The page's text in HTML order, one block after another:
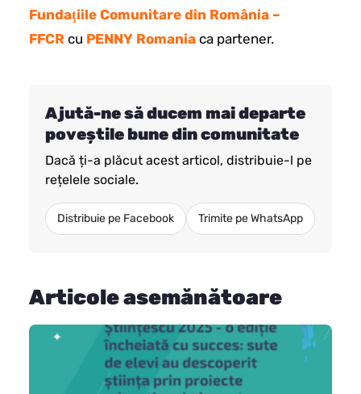
Fundaţiile Comunitare din România –
FFCR cu PENNY Romania ca partener.
Ajută-ne să ducem mai departe
poveștile bune din comunitate
Dacă ți-a plăcut acest articol, distribuie-l pe
rețelele sociale.
Distribuie pe Facebook Trimite pe WhatsApp
Articole asemănătoare